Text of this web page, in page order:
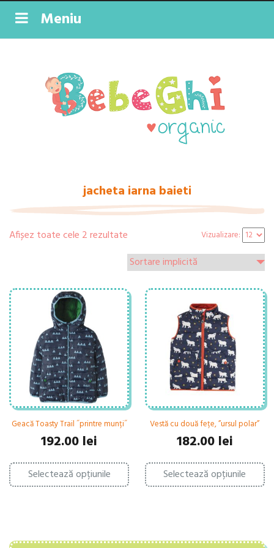
Meniu
jacheta iarna baieti
Afișez toate cele 2 rezultate Vizualizare:
Geacă Toasty Trail ˝printre munți˝
192.00 lei
Selectează opțiunile
Acest
produs
are
pot
Vestă cu două fețe, ”ursul polar”
182.00 lei
Selectează opțiunile